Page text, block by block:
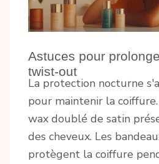
Astuces pour
twist-out
La protection nocturne
pour maintenir la
wax doublé de satin
des cheveux. Les
protègent la coiffure